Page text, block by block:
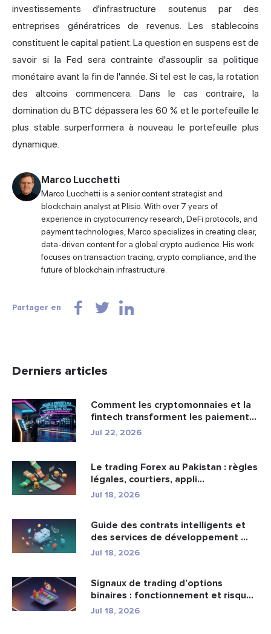
investissements d'infrastructure soutenus par des
entreprises génératrices de revenus. Les stablecoins
constituent le capital patient. La question en suspens est de
savoir si la Fed sera contrainte d'assouplir sa politique
monétaire avant la fin de l'année. Si tel est le cas, la rotation
des altcoins commencera. Dans le cas contraire, la
domination du BTC dépassera les 60 % et le portefeuille le
plus stable surperformera à nouveau le portefeuille plus
dynamique.
Marco Lucchetti
Marco Lucchetti is a senior content strategist and
blockchain analyst at Plisio. With over 7 years of
experience in cryptocurrency research, DeFi protocols, and
payment technologies, Marco specializes in creating clear,
data-driven content for a global crypto audience. His work
focuses on transaction tracing, crypto compliance, and the
future of blockchain infrastructure.
Partager en
Derniers articles
Comment les cryptomonnaies et la
fintech transforment les paiement...
Jul 22, 2026
Le trading Forex au Pakistan : règles
légales, courtiers, appli...
Jul 18, 2026
Guide des contrats intelligents et
des services de développement ...
Jul 18, 2026
Signaux de trading d’options
binaires : fonctionnement et risqu...
Jul 18, 2026